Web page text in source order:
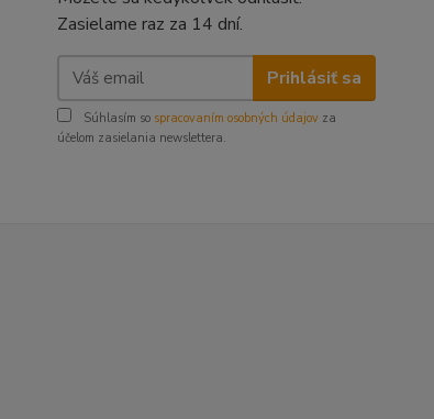
Zasielame raz za 14 dní.
Prihlásiť sa
Súhlasím so spracovaním osobných údajov za
účelom zasielania newslettera.